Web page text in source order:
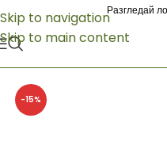
Skip to navigation
Skip to main content
Разгледай
-15%